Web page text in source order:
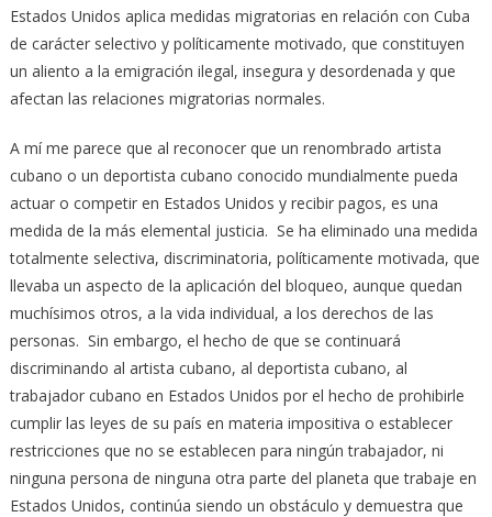
Estados Unidos aplica medidas migratorias en relación con Cuba
de carácter selectivo y políticamente motivado, que constituyen
un aliento a la emigración ilegal, insegura y desordenada y que
afectan las relaciones migratorias normales.
A mí me parece que al reconocer que un renombrado artista
cubano o un deportista cubano conocido mundialmente pueda
actuar o competir en Estados Unidos y recibir pagos, es una
medida de la más elemental justicia. Se ha eliminado una medida
totalmente selectiva, discriminatoria, políticamente motivada, que
llevaba un aspecto de la aplicación del bloqueo, aunque quedan
muchísimos otros, a la vida individual, a los derechos de las
personas. Sin embargo, el hecho de que se continuará
discriminando al artista cubano, al deportista cubano, al
trabajador cubano en Estados Unidos por el hecho de prohibirle
cumplir las leyes de su país en materia impositiva o establecer
restricciones que no se establecen para ningún trabajador, ni
ninguna persona de ninguna otra parte del planeta que trabaje en
Estados Unidos, continúa siendo un obstáculo y demuestra que